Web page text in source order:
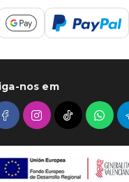
nos em